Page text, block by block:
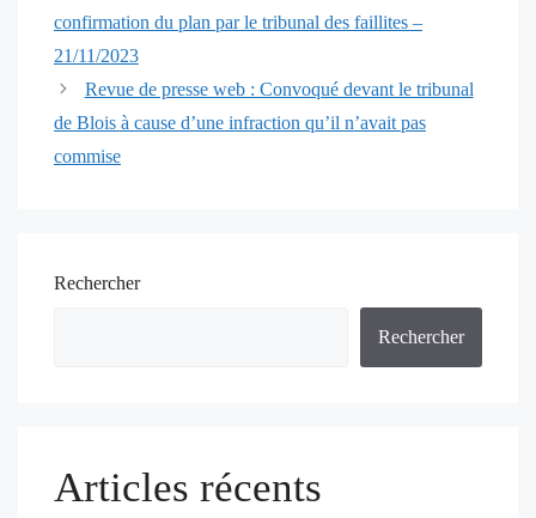
confirmation du plan par le tribunal des faillites –
21/11/2023
Revue de presse web : Convoqué devant le tribunal
de Blois à cause d’une infraction qu’il n’avait pas
commise
Rechercher
Rechercher
Articles récents